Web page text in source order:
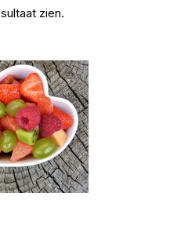
zien.